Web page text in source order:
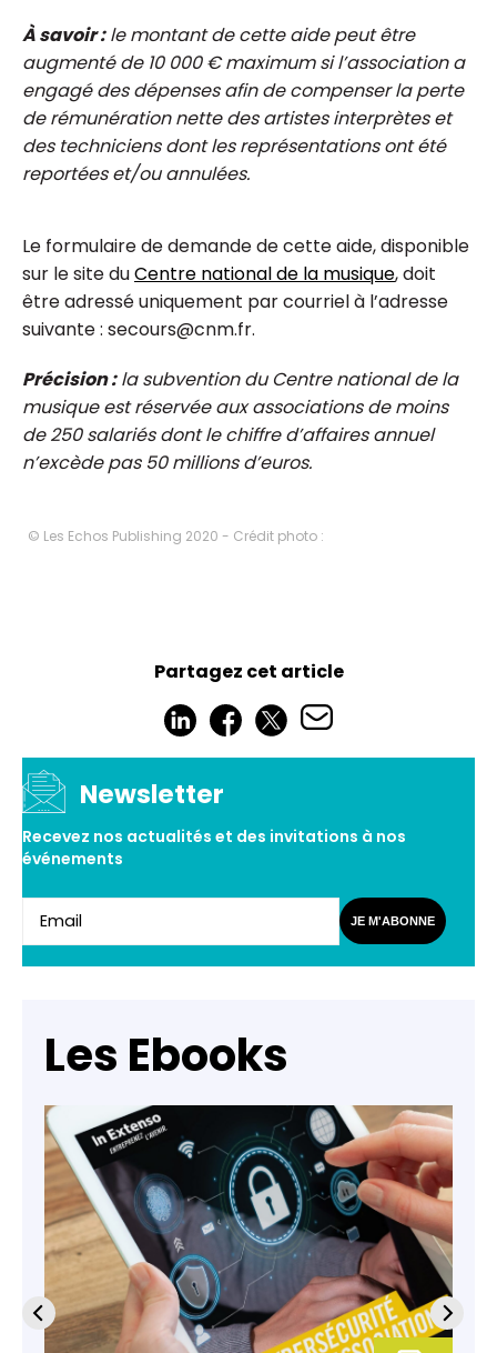
À savoir :le montant de cette aide peut être
augmenté de 10 000 € maximum si l’association a
engagé des dépenses afin de compenser la perte
de rémunération nette des artistes interprètes et
des techniciens dont les représentations ont été
reportées et/ou annulées.
Le formulaire de demande de cette aide, disponible
sur le site duCentre national de la musique, doit
être adressé uniquement par courriel à l’adresse
suivante : secours@cnm.fr.
Précision :la subvention du Centre national de la
musique est réservée aux associations de moins
de 250 salariés dont le chiffre d’affaires annuel
n’excède pas 50 millions d’euros.
© Les Echos Publishing 2020 - Crédit photo :
Partagez cet article
Newsletter
Recevez nos actualités et des invitations à nos
événements
JE M'ABONNE
Les Ebooks